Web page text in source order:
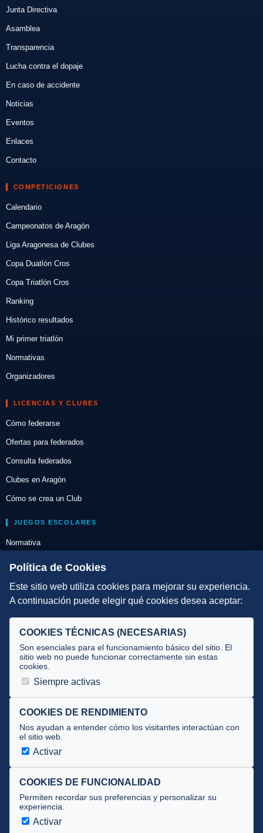
Junta Directiva
Asamblea
Transparencia
Lucha contra el dopaje
En caso de accidente
Noticias
Eventos
Enlaces
Contacto
COMPETICIONES
Calendario
Campeonatos de Aragón
Liga Aragonesa de Clubes
Copa Duatlón Cros
Copa Triatlón Cros
Ranking
Histórico resultados
Mi primer triatlón
Normativas
Organizadores
LICENCIAS Y CLUBES
Cómo federarse
Ofertas para federados
Consulta federados
Clubes en Aragón
Cómo se crea un Club
JUEGOS ESCOLARES
Normativa
Escuelas de Triatlón
DIRECCIÓN TÉCNICA
Selecciones
Tecnificación
JUECES Y OFICIALES
Documentos
Cursos
Circulares oficiales
Convocatorias y Equipaciones
Av. José Atarés 101, semisótano. 50018 Zaragoza
Política de Cookies
Este sitio web utiliza cookies para mejorar su experiencia.
A continuación puede elegir qué cookies desea aceptar:
COOKIES TÉCNICAS (NECESARIAS)
Son esenciales para el funcionamiento básico del sitio. El
sitio web no puede funcionar correctamente sin estas
cookies.
Siempre activas
COOKIES DE RENDIMIENTO
Nos ayudan a entender cómo los visitantes interactúan con
el sitio web.
Activar
COOKIES DE FUNCIONALIDAD
Permiten recordar sus preferencias y personalizar su
experiencia.
Activar